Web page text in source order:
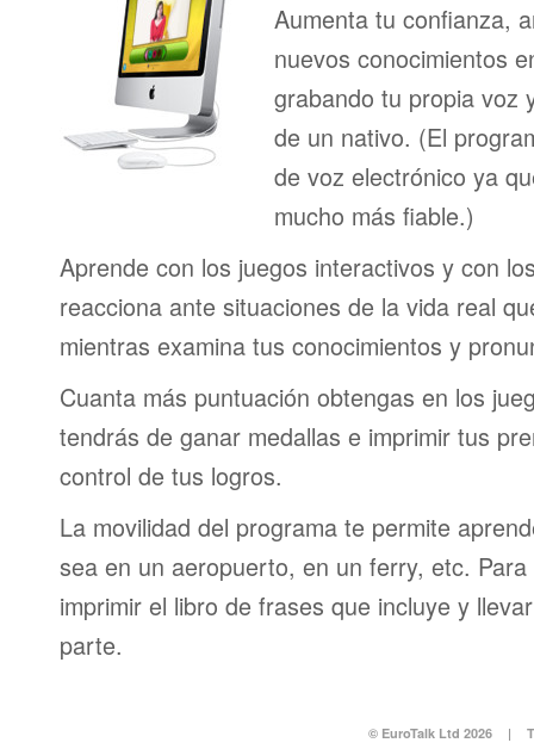
Aumenta tu confianza,
nuevos conocimientos
grabando tu propia voz
de un nativo. (El
de voz electrónico ya
mucho más fiable.)
Aprende con los juegos interactivos y con
reacciona ante situaciones de la vida real
mientras examina tus conocimientos y
Cuanta más puntuación obtengas en los
tendrás de ganar medallas e imprimir tus
control de tus logros.
La movilidad del programa te permite
sea en un aeropuerto, en un ferry, etc.
imprimir el libro de frases que incluye y
parte.
© EuroTalk Ltd 2026 |